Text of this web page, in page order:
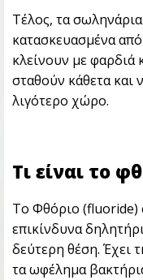
Τέλος, τα σωληνάρια
κατασκευασμένα
κλείνουν με
σταθούν κάθετα και
λιγότερο χώρο.
Τι είναι το
Το Φθόριο (fluoride)
επικίνδυνα
δεύτερη θέση. Έχει
τα ωφέλημα